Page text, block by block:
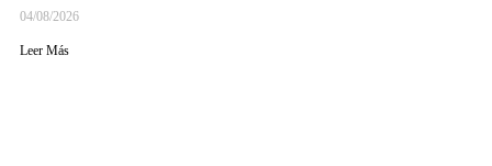
04/08/2026
Leer Más